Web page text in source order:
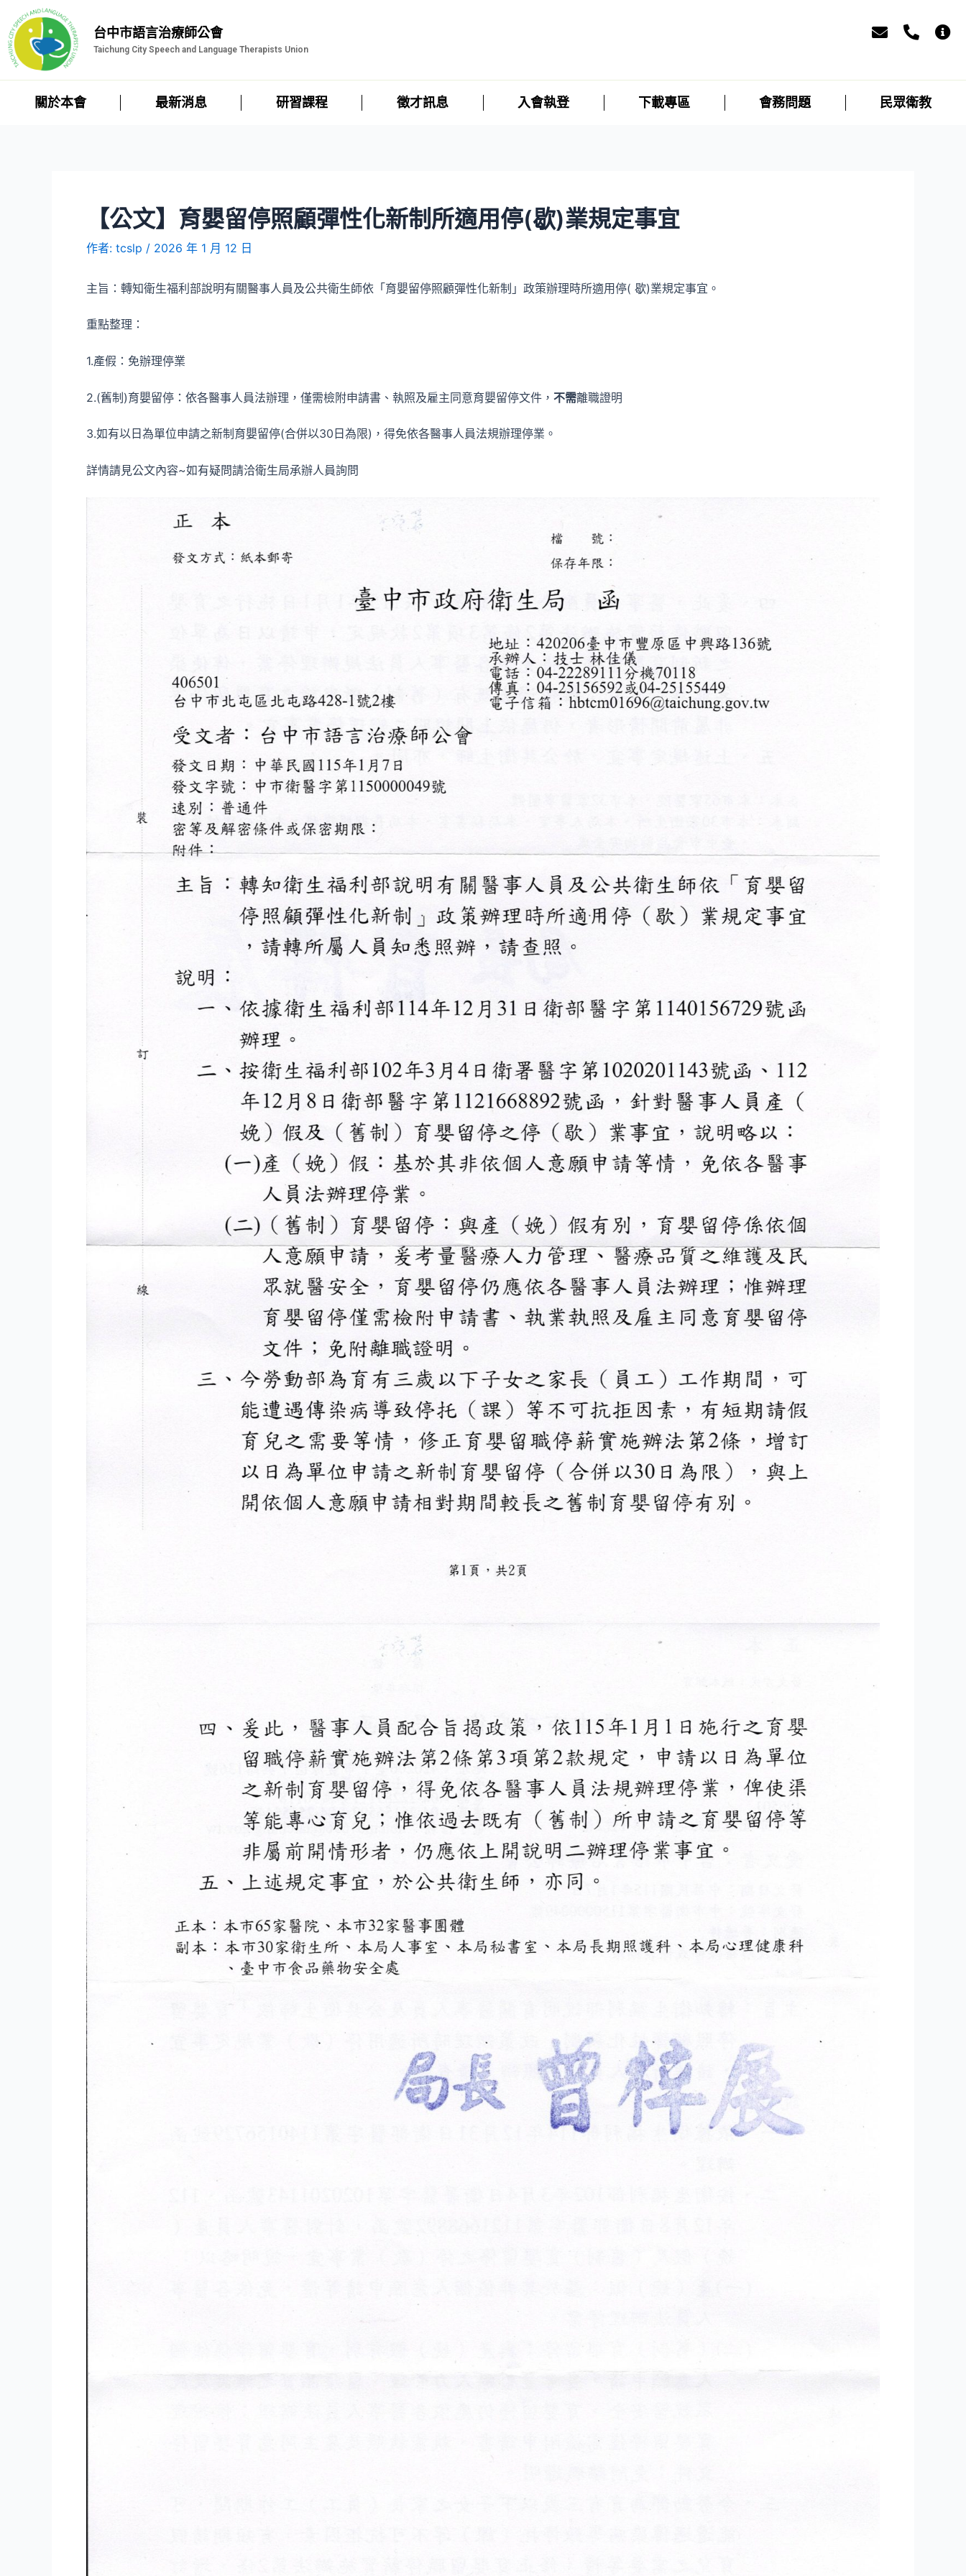
台中市語言治療師公會
Taichung City Speech and Language Therapists Union
關於本會 最新消息 研習課程 徵才訊息 入會執登 下載專區 會務問題 民眾衛教
【公文】育嬰留停照顧彈性化新制所適用停(歇)業規定事宜
作者: tcslp / 2026 年 1 月 12 日
主旨：轉知衛生福利部說明有關醫事人員及公共衛生師依「育嬰留停照顧彈性化新制」政策辦理時所適用停( 歇)業規定事宜。
重點整理：
1.產假：免辦理停業
2.(舊制)育嬰留停：依各醫事人員法辦理，僅需檢附申請書、執照及雇主同意育嬰留停文件， 不需離職證明
3.如有以日為單位申請之新制育嬰留停(合併以30日為限)，得免依各醫事人員法規辦理停業。
詳情請見公文內容~如有疑問請洽衛生局承辦人員詢問